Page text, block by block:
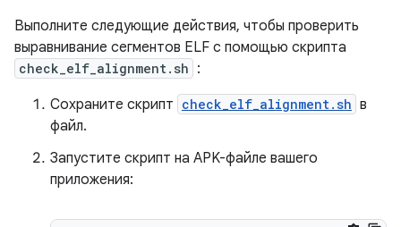
Выполните следующие действия, чтобы проверить
выравнивание сегментов ELF с помощью скрипта
check_elf_alignment.sh :
Сохраните скрипт check_elf_alignment.sh в
файл.
Запустите скрипт на APK-файле вашего
приложения: